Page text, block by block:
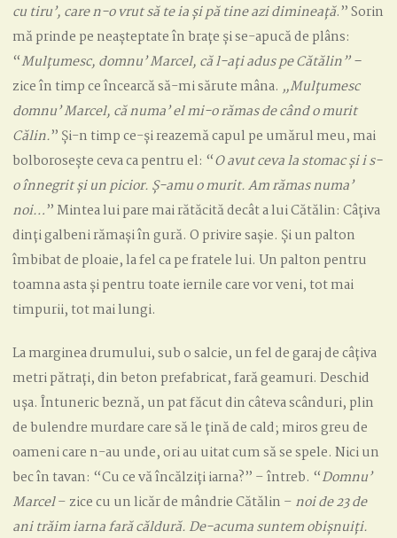
cu tiru’, care n-o vrut să te ia și pă tine azi dimineață.” Sorin
mă prinde pe neașteptate în brațe și se-apucă de plâns:
“Mulțumesc, domnu’ Marcel, că l-ați adus pe Cătălin” –
zice în timp ce încearcă să-mi sărute mâna. „Mulțumesc
domnu’ Marcel, că numa’ el mi-o rămas de când o murit
Călin.” Și-n timp ce-și reazemă capul pe umărul meu, mai
bolborosește ceva ca pentru el: “O avut ceva la stomac și i s-
o înnegrit și un picior. Ș-amu o murit. Am rămas numa’
noi…” Mintea lui pare mai rătăcită decât a lui Cătălin: Câțiva
dinți galbeni rămași în gură. O privire sașie. Și un palton
îmbibat de ploaie, la fel ca pe fratele lui. Un palton pentru
toamna asta și pentru toate iernile care vor veni, tot mai
timpurii, tot mai lungi.
La marginea drumului, sub o salcie, un fel de garaj de câțiva
metri pătrați, din beton prefabricat, fară geamuri. Deschid
ușa. Întuneric beznă, un pat făcut din câteva scânduri, plin
de bulendre murdare care să le țină de cald; miros greu de
oameni care n-au unde, ori au uitat cum să se spele. Nici un
bec în tavan: “Cu ce vă încălziți iarna?” – întreb. “Domnu’
Marcel– zice cu un licăr de mândrie Cătălin – noi de 23 de
ani trăim iarna fară căldură. De-acuma suntem obișnuiți.